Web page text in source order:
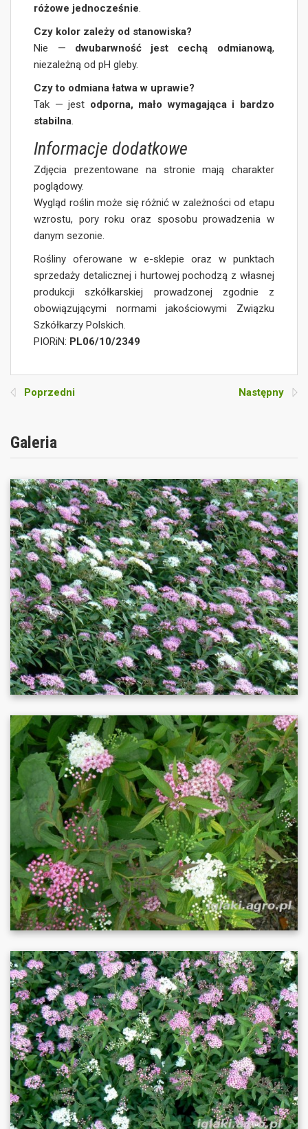
różowe jednocześnie.
Czy kolor zależy od stanowiska?
Nie — dwubarwność jest cechą odmianową,
niezależną od pH gleby.
Czy to odmiana łatwa w uprawie?
Tak — jest odporna, mało wymagająca i bardzo
stabilna.
Informacje dodatkowe
Zdjęcia prezentowane na stronie mają charakter
poglądowy.
Wygląd roślin może się różnić w zależności od etapu
wzrostu, pory roku oraz sposobu prowadzenia w
danym sezonie.
Rośliny oferowane w e-sklepie oraz w punktach
sprzedaży detalicznej i hurtowej pochodzą z własnej
produkcji szkółkarskiej prowadzonej zgodnie z
obowiązującymi normami jakościowymi Związku
Szkółkarzy Polskich.
PIORiN: PL06/10/2349
Poprzedni Następny
Galeria